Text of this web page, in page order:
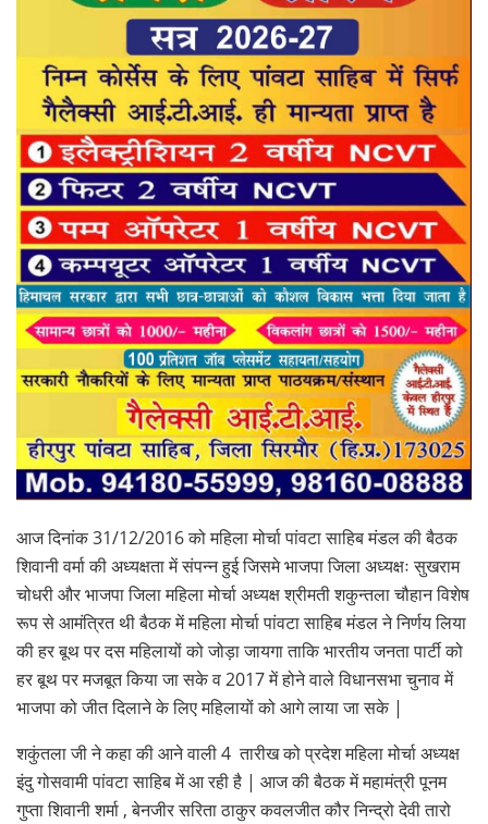
आज दिनांक 31/12/2016 को महिला मोर्चा पांवटा साहिब मंडल की बैठक
शिवानी वर्मा की अध्यक्षता में संपन्न हुई जिसमे भाजपा जिला अध्यक्षः सुखराम
चोधरी और भाजपा जिला महिला मोर्चा अध्यक्ष श्रीमती शकुन्तला चौहान विशेष
रूप से आमंत्रित थी बैठक में महिला मोर्चा पांवटा साहिब मंडल ने निर्णय लिया
की हर बूथ पर दस महिलायों को जोड़ा जायगा ताकि भारतीय जनता पार्टी को
हर बूथ पर मजबूत किया जा सके व 2017 में होने वाले विधानसभा चुनाव में
भाजपा को जीत दिलाने के लिए महिलायों को आगे लाया जा सके |
शकुंतला जी ने कहा की आने वाली 4 तारीख को प्रदेश महिला मोर्चा अध्यक्ष
इंदु गोसवामी पांवटा साहिब में आ रही है | आज की बैठक में महामंत्री पूनम
गुप्ता शिवानी शर्मा , बेनजीर सरिता ठाकुर कवलजीत कौर निन्द्रो देवी तारो